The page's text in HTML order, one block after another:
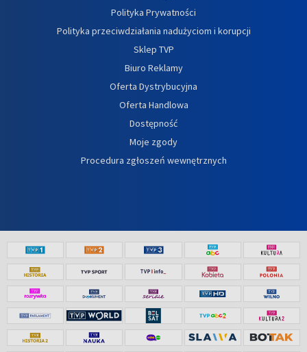
Polityka Prywatności
Polityka przeciwdziałania nadużyciom i korupcji
Sklep TVP
Biuro Reklamy
Oferta Dystrybucyjna
Oferta Handlowa
Dostępność
Moje zgody
Procedura zgłoszeń wewnętrznych